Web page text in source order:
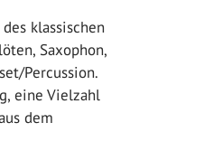
klassischen
Saxophon,
Percussion.
eine Vielzahl
dem